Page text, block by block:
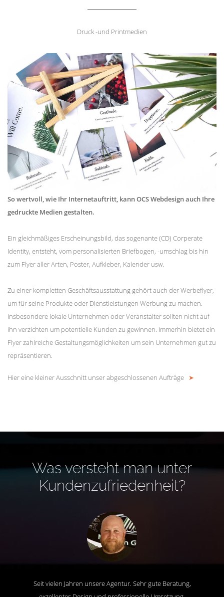
Druck -und Printmedien
So wertvoll, wie Ihr Internetauftritt, kann OCS Webdesign auch Ihre
gedruckte Medien gestalten.
Ein gleichmäßiges Erscheinungsbild, das sogenante (CD) Corperate
Identity, entsteht, vom personalisierten Briefbogen, -umschlag bis hin
zum Flyer aller Arten, Poster, Aufkleber, Kalender usw.
Zu einer kompletten Geschäftsausstattung gehört auch der Werbeflyer,
um für seine Produkte oder Dienstleistungen Werbung zu machen.
Insbesondere lokale Unternehmen oder Veranstalter sollten nicht auf
ihn verzichten um potentielle Kunden zu gewinnen. Immerhin bietet ein
Flyer zahlreiche Gestaltungsmöglichkeiten um sein Unternehmen gut zu
repräsentieren.
Hier eine kleiner Ausschnitt unser abgeschlossenen Aufträge ➤
Was versteht man unter
Kundenzufriedenheit?
Seit vielen Jahren unsere Agentur. Sehr gute Beratung,